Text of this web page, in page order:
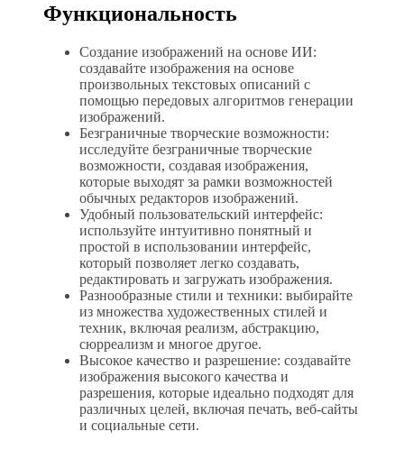
Функциональность
Создание изображений на основе ИИ:
создавайте изображения на основе
произвольных текстовых описаний с
помощью передовых алгоритмов генерации
изображений.
Безграничные творческие возможности:
исследуйте безграничные творческие
возможности, создавая изображения,
которые выходят за рамки возможностей
обычных редакторов изображений.
Удобный пользовательский интерфейс:
используйте интуитивно понятный и
простой в использовании интерфейс,
который позволяет легко создавать,
редактировать и загружать изображения.
Разнообразные стили и техники: выбирайте
из множества художественных стилей и
техник, включая реализм, абстракцию,
сюрреализм и многое другое.
Высокое качество и разрешение: создавайте
изображения высокого качества и
разрешения, которые идеально подходят для
различных целей, включая печать, веб-сайты
и социальные сети.